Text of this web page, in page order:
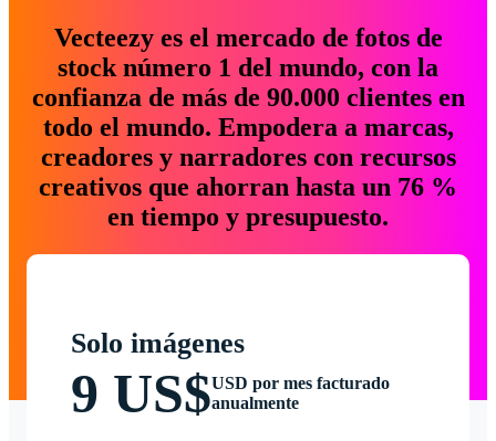
Vecteezy es el mercado de fotos de
stock número 1 del mundo, con la
confianza de más de 90.000 clientes en
todo el mundo. Empodera a marcas,
creadores y narradores con recursos
creativos que ahorran hasta un 76 %
en tiempo y presupuesto.
Solo imágenes
9 US$USD por mes facturado
anualmente